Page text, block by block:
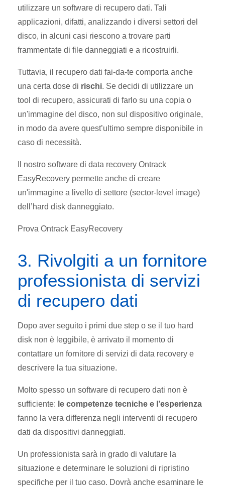
utilizzare un software di recupero dati. Tali
applicazioni, difatti, analizzando i diversi settori del
disco, in alcuni casi riescono a trovare parti
frammentate di file danneggiati e a ricostruirli.
Tuttavia, il recupero dati fai-da-te comporta anche
una certa dose di rischi. Se decidi di utilizzare un
tool di recupero, assicurati di farlo su una copia o
un'immagine del disco, non sul dispositivo originale,
in modo da avere quest’ultimo sempre disponibile in
caso di necessità.
Il nostro software di data recovery Ontrack
EasyRecovery permette anche di creare
un'immagine a livello di settore (sector-level image)
dell’hard disk danneggiato.
Prova Ontrack EasyRecovery
3. Rivolgiti a un fornitore
professionista di servizi
di recupero dati
Dopo aver seguito i primi due step o se il tuo hard
disk non è leggibile, è arrivato il momento di
contattare un fornitore di servizi di data recovery e
descrivere la tua situazione.
Molto spesso un software di recupero dati non è
sufficiente: le competenze tecniche e l’esperienza
fanno la vera differenza negli interventi di recupero
dati da dispositivi danneggiati.
Un professionista sarà in grado di valutare la
situazione e determinare le soluzioni di ripristino
specifiche per il tuo caso. Dovrà anche esaminare le